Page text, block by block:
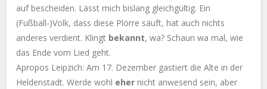
auf bescheiden. Lässt mich bislang gleichgültig. Ein
(Fußball-)Volk, dass diese Plörre säuft, hat auch nichts
anderes verdient. Klingt bekannt, wa? Schaun wa mal, wie
das Ende vom Lied geht.
Apropos Leipzich: Am 17. Dezember gastiert die Alte in der
Heldenstadt. Werde wohl ehernicht anwesend sein, aber